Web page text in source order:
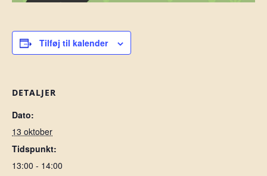
Tilføj til kalender
DETALJER
Dato:
13 oktober
Tidspunkt:
13:00 - 14:00